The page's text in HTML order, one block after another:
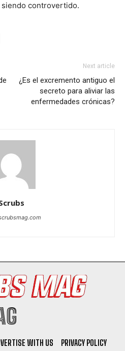
controvertido.
Next article
¿Es el excremento antiguo el
secreto para aliviar las
enfermedades crónicas?
WITH US PRIVACY POLICY